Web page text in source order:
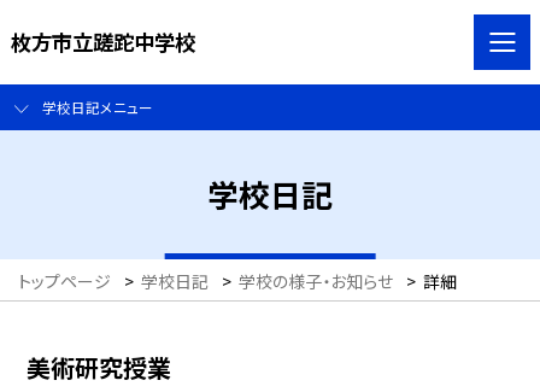
枚方市立蹉跎中学校
学校日記メニュー
学校日記
トップページ > 学校日記 > 学校の様子・お知らせ > 詳細
美術研究授業